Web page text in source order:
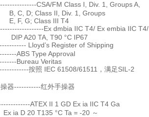
CSA/FM Class I, Div. 1, Groups A,
II, Div. 1, Groups
III T4
Ex dmbia IIC T4/ Ex embia IIC T4/
T90 °C IP67
Lloyd’s Register of Shipping
ABS Type Approval
Bureau Veritas
按照 IEC 61508/61511，满足SIL-2
器-----------红外手操器
ATEX II 1 GD Ex ia IIC T4 Ga
°C Ta = -20 ～